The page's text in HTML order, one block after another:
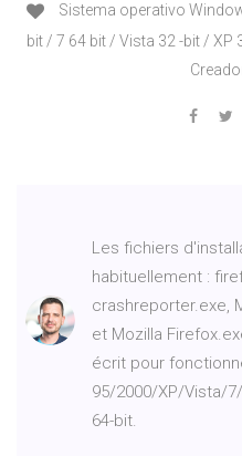
Sistema operativo
bit / 7 64 bit / Vista 32 -bit / XP
Les fichiers
habituellement :
crashreporter.exe,
et Mozilla
écrit pour
95/2000/XP/Vista/
64-bit.